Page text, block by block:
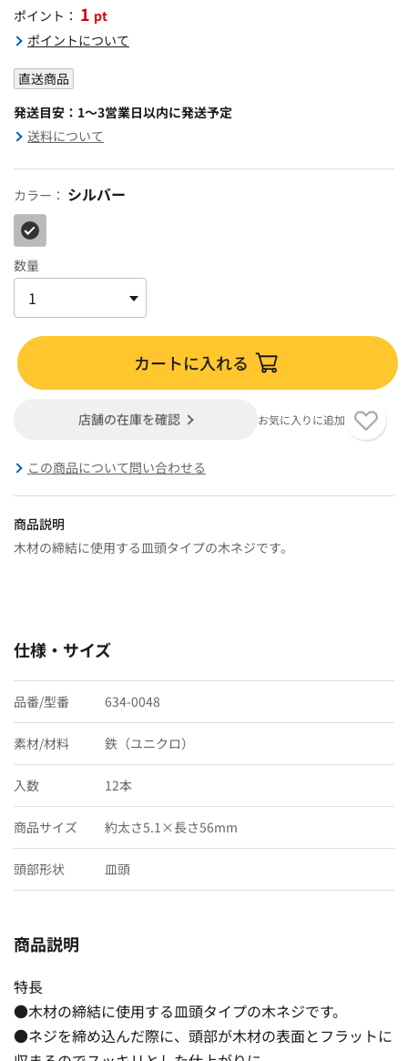
ポイント： 1 pt
ポイントについて
直送商品
発送目安：1～3営業日以内に発送予定
送料について
カラー： シルバー
数量
カートに入れる
店舗の在庫を確認 お気に入りに追加
この商品について問い合わせる
商品説明
木材の締結に使用する皿頭タイプの木ネジです。
仕様・サイズ
品番/型番 634-0048
素材/材料 鉄（ユニクロ）
入数 12本
商品サイズ 約太さ5.1×長さ56mm
頭部形状 皿頭
商品説明
特長
●木材の締結に使用する皿頭タイプの木ネジです。
●ネジを締め込んだ際に、頭部が木材の表面とフラットに